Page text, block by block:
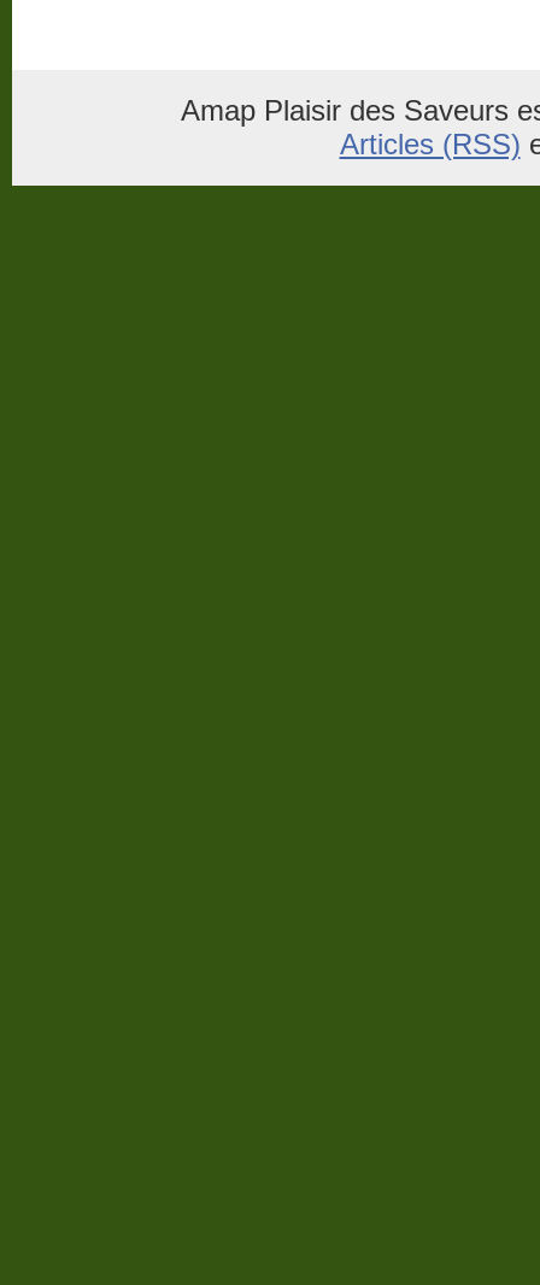
Amap Plaisir des Saveurs
Articles (RSS)